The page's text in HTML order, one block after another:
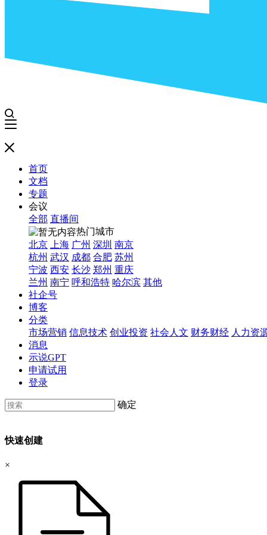
首页
文档
专题
会议
全部 直播间
热门城市
北京
上海 广州 深圳 南京
杭州 武汉 成都 合肥 苏州
宁波 西安 长沙 郑州 重庆
兰州 南宁 呼和浩特 哈尔滨 其他
社企号
博客
分类
市场营销 信息技术 创业投资 社会人文 财务财经 人力资
消息
示说GPT
申请试用
登录
确定
快速创建
×